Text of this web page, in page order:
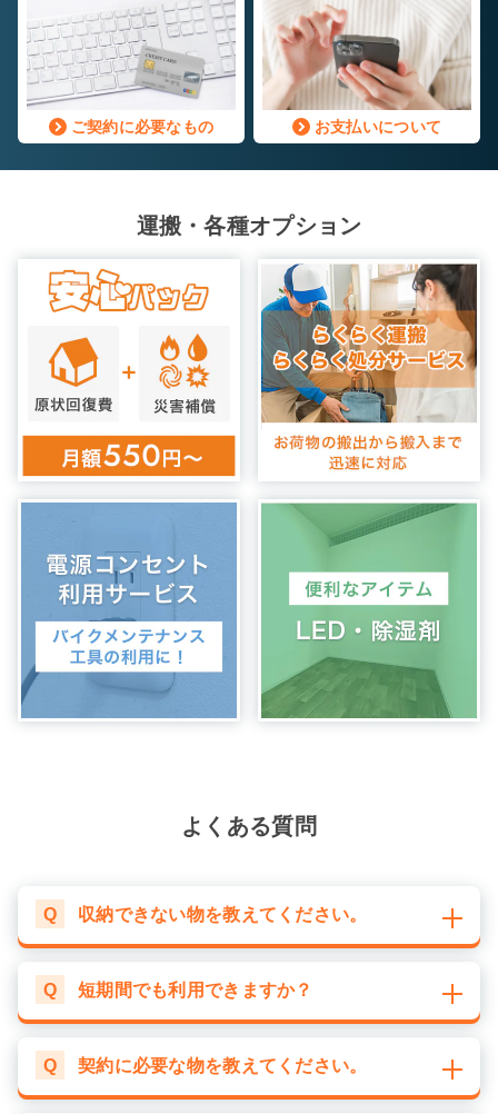
ご契約に必要なもの お支払いについて
運搬・各種オプション
よくある質問
Q 収納できない物を教えてください。
Q 短期間でも利用できますか？
Q 契約に必要な物を教えてください。